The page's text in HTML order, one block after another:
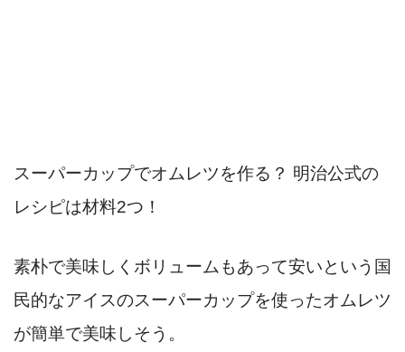
スーパーカップでオムレツを作る？ 明治公式の
レシピは材料2つ！
素朴で美味しくボリュームもあって安いという国
民的なアイスのスーパーカップを使ったオムレツ
が簡単で美味しそう。